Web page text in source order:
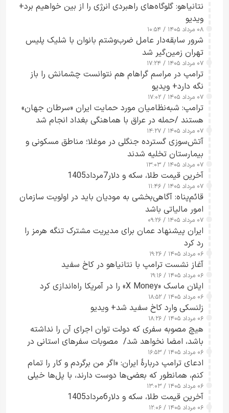
نتانیاهو: گلوگاه‌های راهبردی انرژی را از بین خواهیم برد+
ویدیو
۰۸ مرداد ۱۴۰۵ / ۱۰:۵۴
شرور سابقه‌دار عامل ضرب‌وشتم بانوان با شلیک پلیس
تهران زمین‌گیر شد
۰۷ مرداد ۱۴۰۵ / ۱۷:۲۴
ترامپ در مراسم گراهام هم نتوانست چشمانش را باز
نگه دارد+ ویدیو
۰۷ مرداد ۱۴۰۵ / ۱۷:۰۲
ترامپ: شبه‌نظامیان مورد حمایت ایران «سرطان جهان»
هستند /حمله در عراق با هماهنگی بغداد انجام شد
۰۷ مرداد ۱۴۰۵ / ۱۴:۲۷
آتش‌سوزی گسترده جنگلی در موغلا؛ مناطق مسکونی و
بیمارستان تخلیه شدند
۰۷ مرداد ۱۴۰۵ / ۱۳:۰۳
آخرین قیمت طلا، سکه و دلار7مرداد1405
۰۷ مرداد ۱۴۰۵ / ۱۱:۴۶
قائم‌پناه: آگاهی‌بخشی به مودیان باید در اولویت سازمان
امور مالیاتی باشد
۰۷ مرداد ۱۴۰۵ / ۰۹:۲۶
ایران پیشنهاد عمان برای مدیریت مشترک تنگه هرمز را
رد کرد
۰۶ مرداد ۱۴۰۵ / ۱۹:۲۶
آغاز نشست ترامپ با نتانیاهو در کاخ سفید
۰۶ مرداد ۱۴۰۵ / ۱۹:۱۶
ایلان ماسک «X Money» را در آمریکا راه‌اندازی کرد
۰۶ مرداد ۱۴۰۵ / ۱۸:۵۲
زلنسکی وارد کاخ سفید شد+ ویدیو
۰۶ مرداد ۱۴۰۵ / ۱۸:۲۶
هیچ مصوبه سفری که دولت توان اجرای آن را نداشته
باشد، امضا نخواهد شد/ مصوبات سفرهای استانی در
چارچوب قانون بودجه است+ عکس
۰۶ مرداد ۱۴۰۵ / ۱۶:۵۳
ادعای ترامپ دربارهٔ ایران: «اگر من برگردم و کار را تمام
کنم، همانطور که بعضی‌ها دوست دارند، با پل‌ها خیلی
راحت می‌توانم بیشتر پل‌هایشان را در کمتر از یک
ساعت از بین ببرم+ ویدیو
۰۶ مرداد ۱۴۰۵ / ۱۳:۰۳
آخرین قیمت طلا، سکه و دلار6مرداد1405
۰۶ مرداد ۱۴۰۵ / ۱۲:۰۶